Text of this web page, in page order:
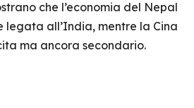
che l’economia del Nepal
legata all’India, mentre la Cina
ma ancora secondario.